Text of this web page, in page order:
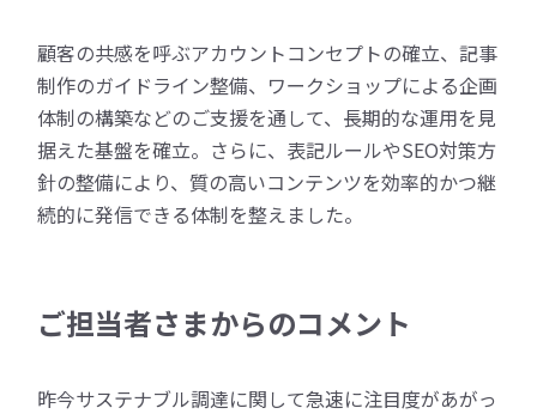
顧客の共感を呼ぶアカウントコンセプトの確立、記事
制作のガイドライン整備、ワークショップによる企画
体制の構築などのご支援を通して、長期的な運用を見
据えた基盤を確立。さらに、表記ルールやSEO対策方
針の整備により、質の高いコンテンツを効率的かつ継
続的に発信できる体制を整えました。
ご担当者さまからのコメント
昨今サステナブル調達に関して急速に注目度があがっ